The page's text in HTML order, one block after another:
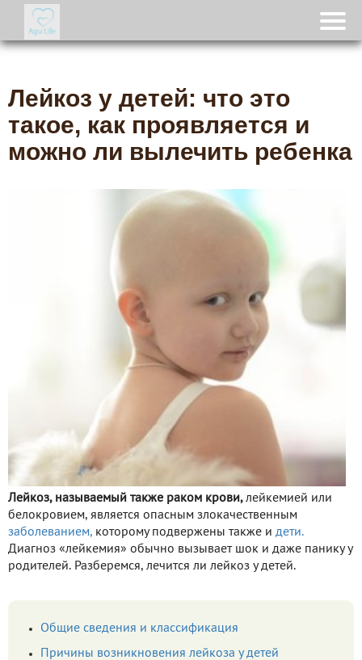
Лейкоз у детей: что это
такое, как проявляется и
можно ли вылечить ребенка
Лейкоз, называемый также раком крови,лейкемией или
белокровием, является опасным злокачественным
заболеванием, которому подвержены также и дети.
Диагноз «лейкемия» обычно вызывает шок и даже панику у
родителей. Разберемся, лечится ли лейкоз у детей.
Общие сведения и классификация
Причины возникновения лейкоза у детей